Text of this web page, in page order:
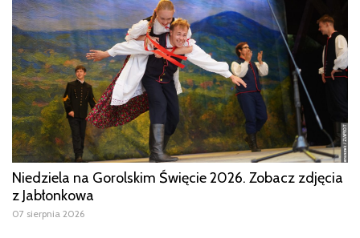
Niedziela na Gorolskim Święcie 2026. Zobacz zdjęcia
z Jabłonkowa
07 sierpnia 2026